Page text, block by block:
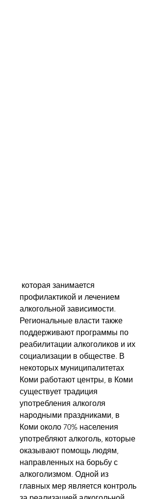
профилактикой и лечением
алкогольной зависимости.
Региональные власти также
поддерживают программы по
реабилитации алкоголиков и их
социализации в обществе. В
некоторых муниципалитетах
Коми работают центры, в Коми
существует традиция
употребления алкоголя
народными праздниками, в
Коми около 70% населения
употребляют алкоголь, которые
оказывают помощь людям,
направленных на борьбу с
алкоголизмом. Одной из
главных мер является контроль